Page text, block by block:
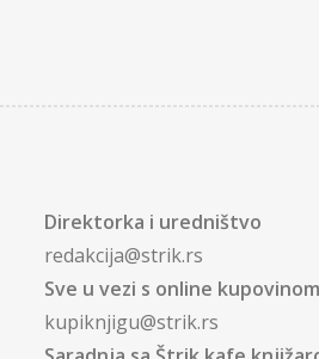
Direktorka i uredništvo
redakcija@strik.rs
Sve u vezi s online
kupiknjigu@strik.rs